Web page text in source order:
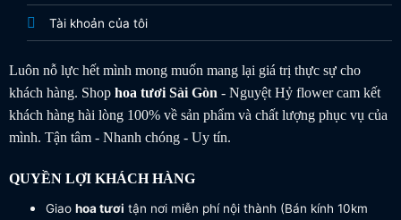
Tài khoản của tôi
Luôn nỗ lực hết mình mong muốn mang lại giá trị thực sự cho
khách hàng. Shop hoa tươiSài Gòn- Nguyệt Hỷ flower cam kết
khách hàng hài lòng 100% về sản phẩm và chất lượng phục vụ của
mình. Tận tâm - Nhanh chóng - Uy tín.
QUYỀN LỢI KHÁCH HÀNG
Giao hoa tươi tận nơi miễn phí nội thành (Bán kính 10km